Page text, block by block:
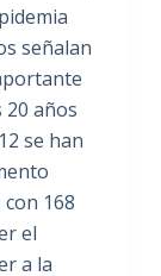
señalan
años
se han
168
el
a la